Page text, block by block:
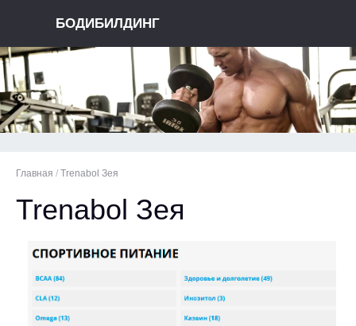
БОДИБИЛДИНГ
Главная / Trenabol Зея
Trenabol Зея